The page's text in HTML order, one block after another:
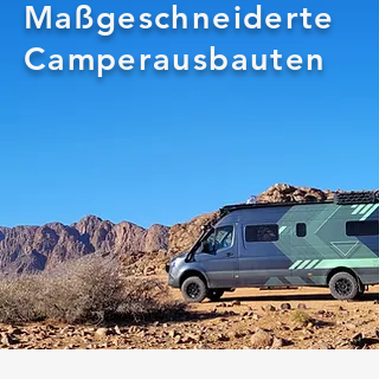
Maßgeschneiderte
Camperausbauten